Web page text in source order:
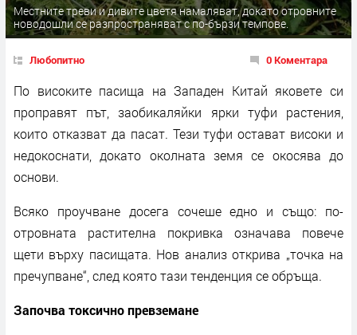
Местните треви и дивите цветя намаляват, докато отровните
новодошли се разпространяват с по-бързи темпове.
Любопитно 0 Коментара
По високите пасища на Западен Китай яковете си
проправят път, заобикаляйки ярки туфи растения,
които отказват да пасат. Тези туфи остават високи и
недокоснати, докато околната земя се окосява до
основи.
Всяко проучване досега сочеше едно и също: по-
отровната растителна покривка означава повече
щети върху пасищата. Нов анализ открива „точка на
пречупване“, след която тази тенденция се обръща.
Започва токсично превземане